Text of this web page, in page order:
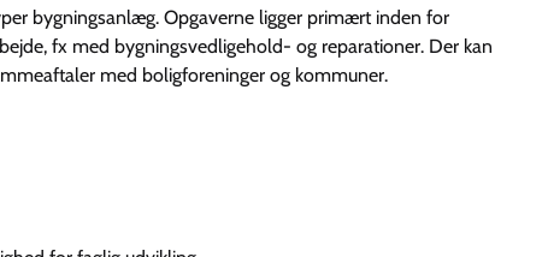
bygningsanlæg. Opgaverne ligger primært inden for
fx med bygningsvedligehold- og reparationer. Der kan
med boligforeninger og kommuner.